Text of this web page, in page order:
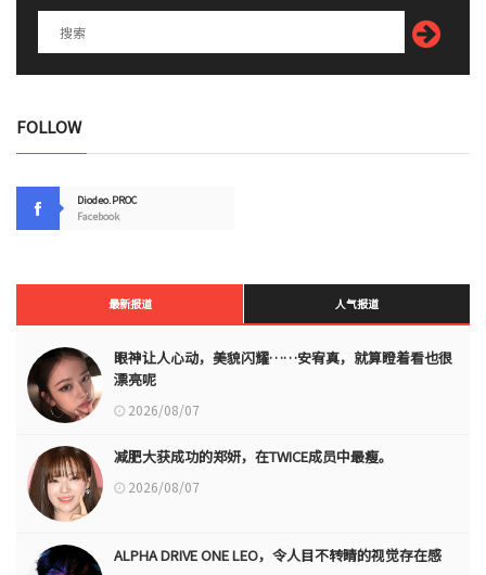
FOLLOW
Diodeo.PROC
Facebook
最新报道 人气报道
眼神让人心动，美貌闪耀……安宥真，就算瞪着看也很
漂亮呢
2026/08/07
减肥大获成功的郑妍，在TWICE成员中最瘦。
2026/08/07
ALPHA DRIVE ONE LEO，令人目不转睛的视觉存在感